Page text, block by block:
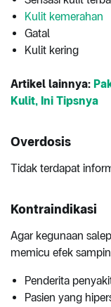
Kulit kemerahan
Gatal
Kulit kering
Artikel lainnya:
Kulit, Ini Tipsnya
Overdosis
Tidak terdapat
Kontraindikasi
Agar kegunaan
memicu efek
Penderita
Pasien yang